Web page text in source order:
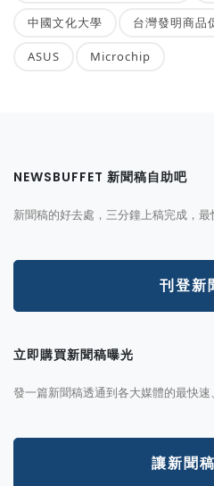
中國文化大學 台灣發明商品
ASUS Microchip
NEWSBUFFET 新聞稿自助吧
新聞稿的好去處，三分鐘上稿完成，最
刊登新
立即購買新聞稿曝光
發一篇新聞稿透通到各大媒體的最快速
讓新聞